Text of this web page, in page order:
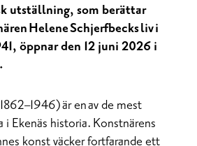
utställning, som berättar
Helene Schjerfbecks liv i
öppnar den 12 juni 2026 i
är en av de mest
i Ekenäs historia. Konstnärens
konst väcker fortfarande ett